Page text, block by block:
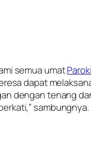
semua umat
dapat
dengan tenang
sambungnya.